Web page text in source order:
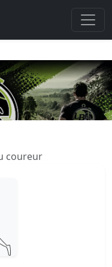
coureur